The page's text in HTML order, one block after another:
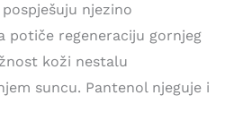
njezino
potiče regeneraciju gornjeg
koži nestalu
suncu. Pantenol njeguje i